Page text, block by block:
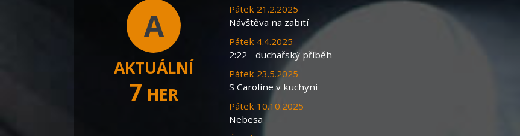
A
AKTUÁLNÍ
7 HER
Pátek 21.2.2025
Návštěva na zabití
Pátek 4.4.2025
2:22 - duchařský příběh
Pátek 23.5.2025
S Caroline v kuchyni
Pátek 10.10.2025
Nebesa